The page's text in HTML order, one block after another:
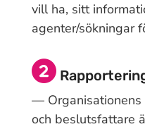
vill ha, sitt
agenter/sökningar
— Organisationens
och beslutsfattare